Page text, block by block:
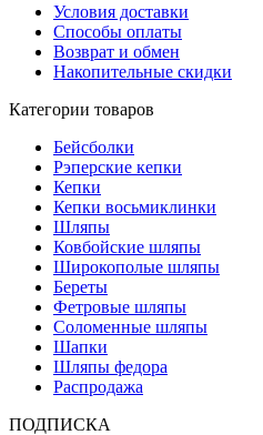
Условия доставки
Способы оплаты
Возврат и обмен
Накопительные скидки
Категории товаров
Бейсболки
Рэперские кепки
Кепки
Кепки восьмиклинки
Шляпы
Ковбойские шляпы
Широкополые шляпы
Береты
Фетровые шляпы
Соломенные шляпы
Шапки
Шляпы федора
Распродажа
ПОДПИСКА